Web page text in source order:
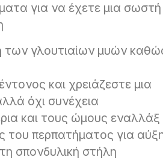
για να έχετε μια σωστή
των γλουτιαίων μυών
και χρειάζεστε μια
όχι συνέχεια
και τους ώμους εναλλάξ
του περπατήματος για
σπονδυλική στήλη